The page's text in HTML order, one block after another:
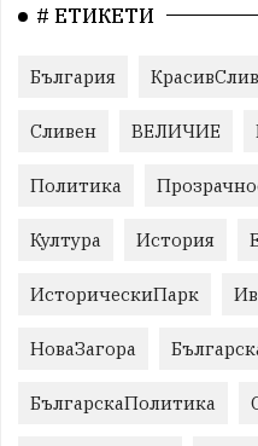
# ЕТИКЕТИ
България
Сливен ВЕЛИЧИЕ
Политика
Култура История
ИсторическиПарк
НоваЗагора
БългарскаПолитика